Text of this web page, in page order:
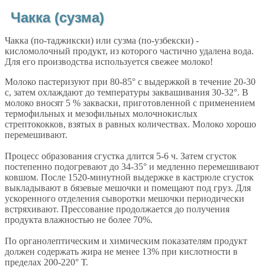
Чакка (сузма)
Чакка (по-таджикски) или сузма (по-узбекски) -
кисломолочный продукт, из которого частично удалена вода.
Для его производства используется свежее молоко!
Молоко пастеризуют при 80-85° с выдержкой в течение 20-30
с, затем охлаждают до температуры заквашивания 30-32°. В
молоко вносят 5 % закваски, приготовленной с применением
термофильных и мезофильных молочнокислых
стрептококков, взятых в равных количествах. Молоко хорошо
перемешивают.
Процесс образования сгустка длится 5-6 ч. Затем сгусток
постепенно подогревают до 34-35° и медленно перемешивают
ковшом. После 1520-минутной выдержке в кастрюле сгусток
выкладывают в бязевые мешочки и помещают под груз. Для
ускоренного отделения сыворотки мешочки периодически
встряхивают. Прессование продолжается до получения
продукта влажностью не более 70%.
По органолептическим и химическим показателям продукт
должен содержать жира не менее 13% при кислотности в
пределах 200-220° Т.